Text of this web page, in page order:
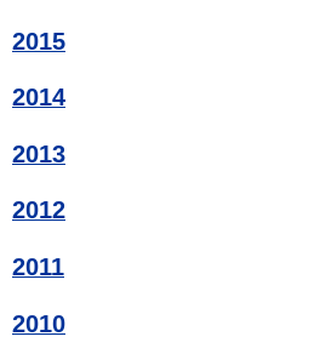
2015
2014
2013
2012
2011
2010